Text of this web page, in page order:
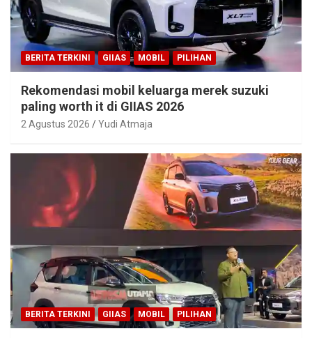
BERITA TERKINI GIIAS MOBIL PILIHAN
Rekomendasi mobil keluarga merek suzuki
paling worth it di GIIAS 2026
2 Agustus 2026 Yudi Atmaja
BERITA TERKINI GIIAS MOBIL PILIHAN